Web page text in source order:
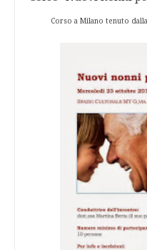
Corso a Milano tenuto